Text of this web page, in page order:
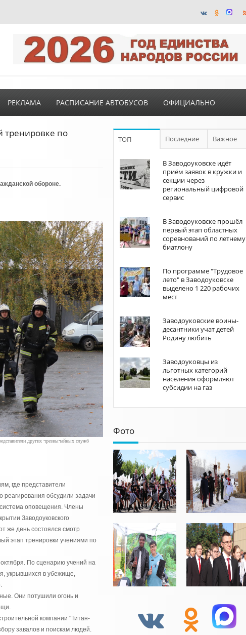
РЕКЛАМА РАСПИСАНИЕ АВТОБУСОВ ОФИЦИАЛЬНО
тренировке по
обороне.
других чрезвычайных служб
где представители
реагирования обсудили задачи
оповещения. Члены
Заводоуковского
же день состоялся смотр
этап тренировки учениями по
По сценарию учений на
укрывшихся в убежище,
Они потушили огонь и
компании "Титан-
завалов и поискам людей.
ТОП Последние Важное
В Заводоуковске идёт
приём заявок в кружки и
секции через
региональный цифровой
сервис
В Заводоуковске прошёл
первый этап областных
соревнований по летнему
биатлону
По программе "Трудовое
лето" в Заводоуковске
выделено 1 220 рабочих
мест
Заводоуковские воины-
десантники учат детей
Родину любить
Заводоуковцы из
льготных категорий
населения оформляют
субсидии на газ
Фото